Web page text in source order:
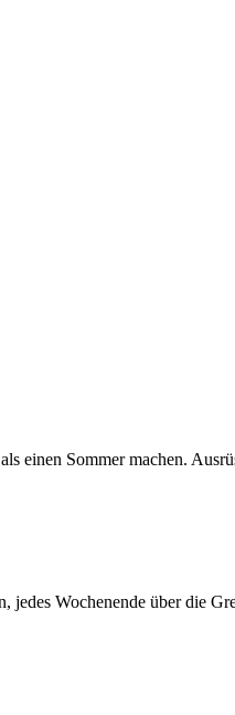
einen Sommer machen.
Wochenende über die